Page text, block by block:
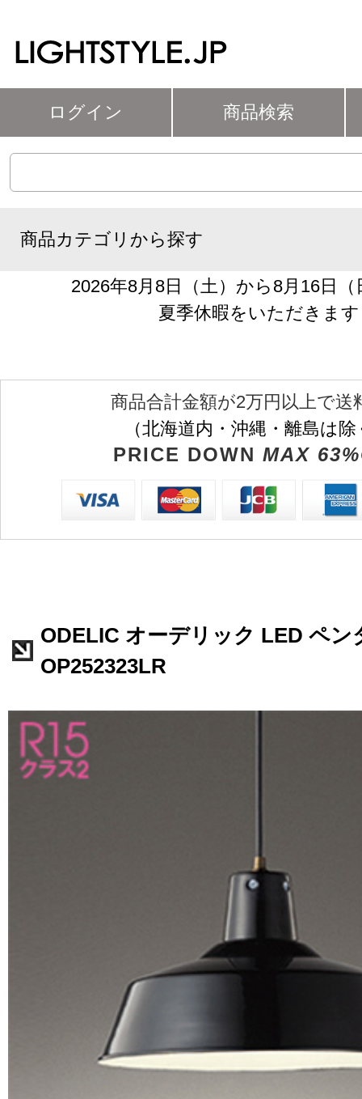
ログイン 商品検索
商品カテゴリから探す
2026年8月8日（土）から8月16日
夏季休暇をいただきます
商品合計金額が2万円以上で送
（北海道内・沖縄・離島は
PRICE DOWN MAX
ODELIC オーデリック LED ペン
OP252323LR